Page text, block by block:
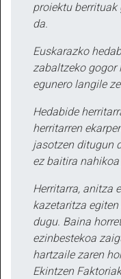
proiektu berrituak
da.
Euskarazko
zabaltzeko gogor
egunero langile
Hedabide
herritarren
jasotzen ditugun
ez baitira
Herritarra, anitza
kazetaritza
dugu. Baina
ezinbestekoa
hartzaile zaren
Ekintzen